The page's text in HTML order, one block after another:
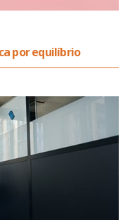
por equilíbrio